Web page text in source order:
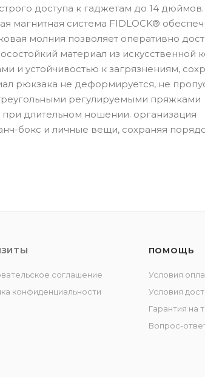
доступа к гаджетам до 14
магнитная система FIDLOCK®
молния позволяет оперативно
материал из искусственной
и устойчивостью к загрязнениям,
рюкзака не деформируется, не
регулируемыми пряжками
длительном ношении. организация
бокс и личные вещи, сохраняя
соглашение
конфиденциальности
ПОМОЩЬ
Условия
Условия
Гарантия на
Вопрос-